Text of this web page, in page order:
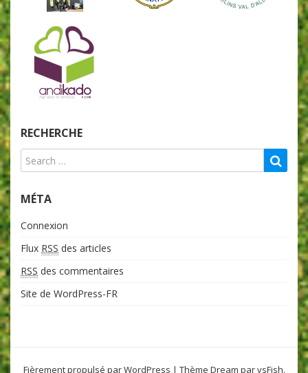
RECHERCHE
MÉTA
Connexion
Flux RSS des articles
RSS des commentaires
Site de WordPress-FR
Fièrement propulsé par WordPress | Thème Dream parvsFish.